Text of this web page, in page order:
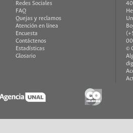
Redes Sociales
FAQ
Quejas y reclamos
Atención en línea
Encuesta
Contáctenos
Estadísticas
Glosario
©